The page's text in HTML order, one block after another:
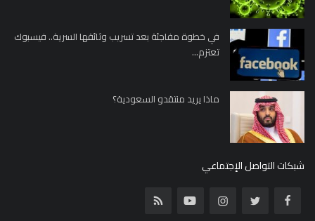
في خطوة مفاجئة بعد تسريب وثائقها السرية.. فيسبوك
تعتزم...
ماذا يريد منتقدو السعودية؟
شبكات التواصل الإجتماعي